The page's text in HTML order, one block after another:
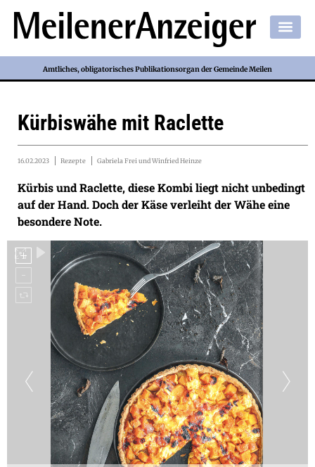
Amtliches, obligatorisches Publikationsorgan der Gemeinde Meilen
Kürbiswähe mit Raclette
16.02.2023 Rezepte Gabriela Frei und Winfried Heinze
Kürbis und Raclette, diese Kombi liegt nicht unbedingt
auf der Hand. Doch der Käse verleiht der Wähe eine
besondere Note.